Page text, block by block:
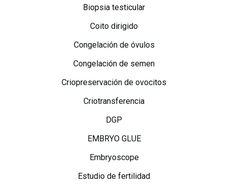
Biopsia testicular
Coito dirigido
Congelación de óvulos
Congelación de semen
Criopreservación de ovocitos
Criotransferencia
DGP
EMBRYO GLUE
Embryoscope
Estudio de fertilidad